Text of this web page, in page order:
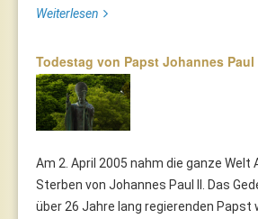
Weiterlesen
Todestag von Papst Johannes
Am 2. April 2005 nahm die ganze Welt
Sterben von Johannes Paul II. Das
über 26 Jahre lang regierenden Papst